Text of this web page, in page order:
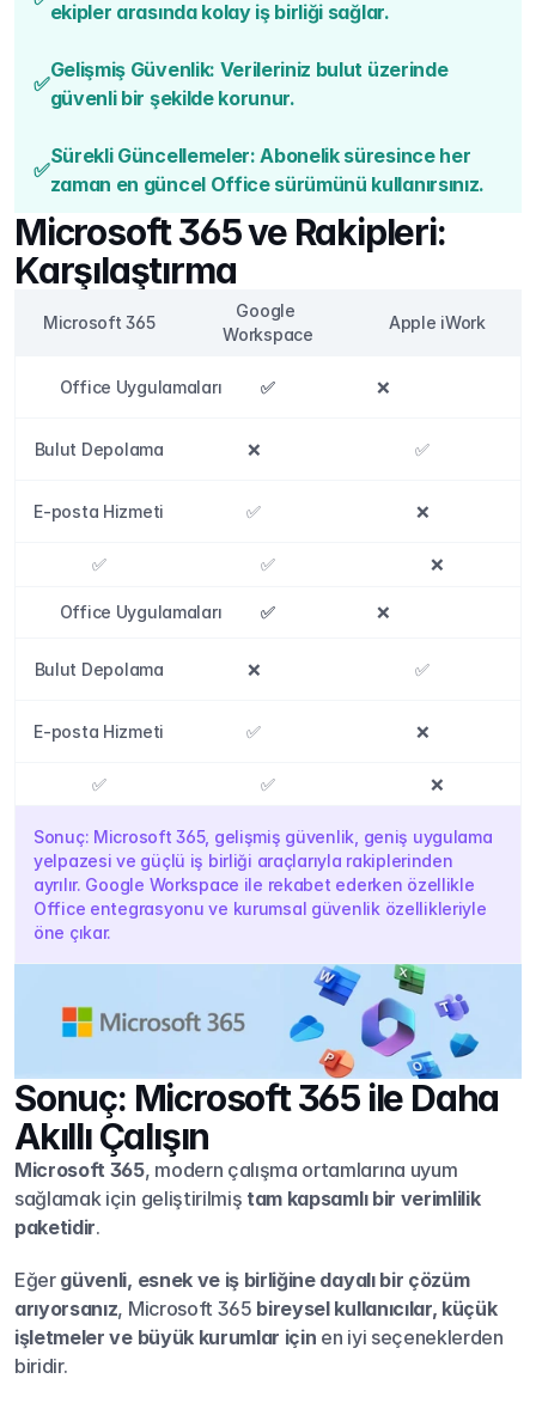
ekipler arasında kolay iş birliği sağlar.
✅
Gelişmiş Güvenlik: Verileriniz bulut üzerinde
güvenli bir şekilde korunur.
✅
Sürekli Güncellemeler: Abonelik süresince her
zaman en güncel Office sürümünü kullanırsınız.
Microsoft 365 ve Rakipleri:
Karşılaştırma
Microsoft 365
Google
Workspace
Apple iWork
Office Uygulamaları ✅
✅
✅ ❌
Bulut Depolama ❌ ✅
E-posta Hizmeti ✅ ❌
✅ ✅ ❌
Office Uygulamaları ✅
✅
✅ ❌
Bulut Depolama ❌ ✅
E-posta Hizmeti ✅ ❌
✅ ✅ ❌
Sonuç: Microsoft 365, gelişmiş güvenlik, geniş uygulama
yelpazesi ve güçlü iş birliği araçlarıyla rakiplerinden
ayrılır. Google Workspace ile rekabet ederken özellikle
Office entegrasyonu ve kurumsal güvenlik özellikleriyle
öne çıkar.
Sonuç: Microsoft 365 ile Daha
Akıllı Çalışın
Microsoft 365, modern çalışma ortamlarına uyum
sağlamak için geliştirilmiş tam kapsamlı bir verimlilik
paketidir.
Eğer güvenli, esnek ve iş birliğine dayalı bir çözüm
arıyorsanız, Microsoft 365 bireysel kullanıcılar, küçük
işletmeler ve büyük kurumlar için en iyi seçeneklerden
biridir.